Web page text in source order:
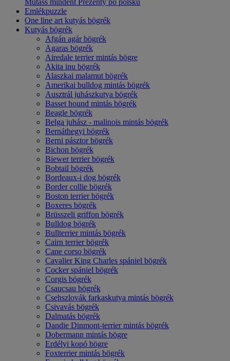
Mutass mindent Prezenty po polsku
Emlékpuzzle
One line art kutyás bögrék
Kutyás bögrék
Afgán agár bögrék
Agaras bögrék
Airedale terrier mintás bögre
Akita inu bögrék
Alaszkai malamut bögrék
Amerikai bulldog mintás bögrék
Ausztrál juhászkutya bögrék
Basset hound mintás bögrék
Beagle bögrék
Belga juhász - malinois mintás bögrék
Bernáthegyi bögrék
Berni pásztor bögrék
Bichon bögrék
Biewer terrier bögrék
Bobtail bögrék
Bordeaux-i dog bögrék
Border collie bögrék
Boston terrier bögrék
Boxeres bögrék
Brüsszeli griffon bögrék
Bulldog bögrék
Bullterrier mintás bögrék
Cairn terrier bögrék
Cane corso bögrék
Cavalier King Charles spániel bögrék
Cocker spániel bögrék
Corgis bögrék
Csaucsau bögrék
Csehszlovák farkaskutya mintás bögrék
Csivavás bögrék
Dalmatás bögrék
Dandie Dinmont-terrier mintás bögrék
Dobermann mintás bögre
Erdélyi kopó bögre
Foxterrier mintás bögrék